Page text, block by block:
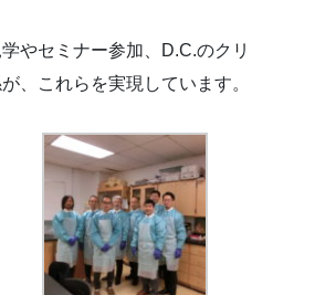
やセミナー参加、D.C.のクリ
、これらを実現しています。